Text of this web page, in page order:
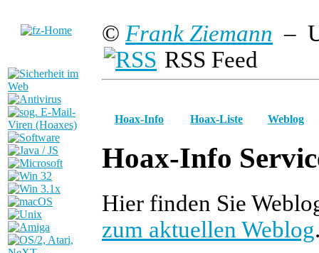
© Frank Ziemann –
RSS Feed
Hoax-Info Hoax-Liste Weblog
Hoax-Info
Hier finden Sie
zum aktuellen Weblog